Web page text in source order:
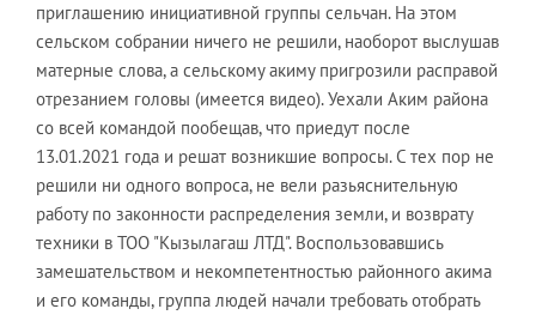
приглашению инициативной группы сельчан. На этом
сельском собрании ничего не решили, наоборот выслушав
матерные слова, а сельскому акиму пригрозили расправой
отрезанием головы (имеется видео). Уехали Аким района
со всей командой пообещав, что приедут после
13.01.2021 года и решат возникшие вопросы. С тех пор не
решили ни одного вопроса, не вели разьяснительную
работу по законности распределения земли, и возврату
техники в ТОО "Кызылагаш ЛТД". Воспользовавшись
замешательством и некомпетентностью районного акима
и его команды, группа людей начали требовать отобрать